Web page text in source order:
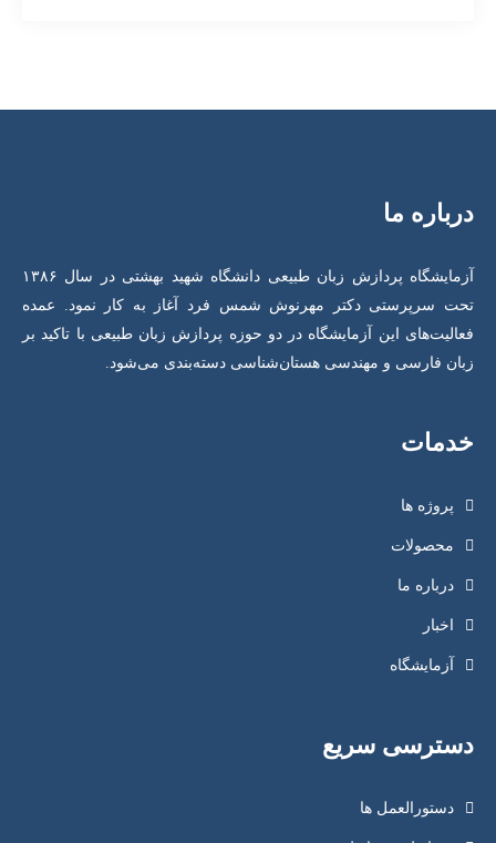
درباره ما
آزمایشگاه پردازش زبان طبیعی دانشگاه شهید بهشتی در سال ۱۳۸۶
تحت سرپرستی دکتر مهرنوش شمس فرد آغاز به کار نمود. عمده
فعالیت‌های این آزمایشگاه در دو حوزه پردازش زبان طبیعی با تاکید بر
زبان فارسی و مهندسی هستان‌شناسی دسته‌بندی می‌شود.
خدمات
پروژه ها
محصولات
درباره ما
اخبار
آزمایشگاه
دسترسی سریع
دستورالعمل ها